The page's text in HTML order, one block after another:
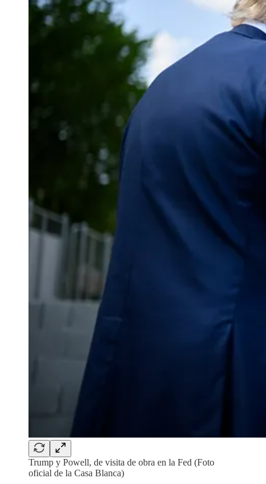
Trump y Powell, de visita de obra en la Fed (Foto
oficial de la Casa Blanca)